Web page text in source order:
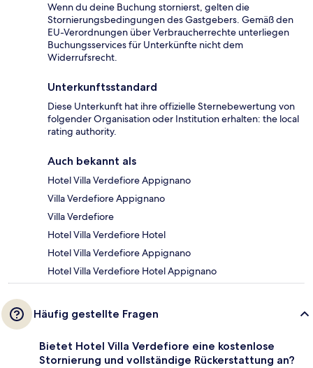
Wenn du deine Buchung stornierst, gelten die
Stornierungsbedingungen des Gastgebers. Gemäß den
EU-Verordnungen über Verbraucherrechte unterliegen
Buchungsservices für Unterkünfte nicht dem
Widerrufsrecht.
Unterkunftsstandard
Diese Unterkunft hat ihre offizielle Sternebewertung von
folgender Organisation oder Institution erhalten: the local
rating authority.
Auch bekannt als
Hotel Villa Verdefiore Appignano
Villa Verdefiore Appignano
Villa Verdefiore
Hotel Villa Verdefiore Hotel
Hotel Villa Verdefiore Appignano
Hotel Villa Verdefiore Hotel Appignano
Häufig gestellte Fragen
Bietet Hotel Villa Verdefiore eine kostenlose
Stornierung und vollständige Rückerstattung an?